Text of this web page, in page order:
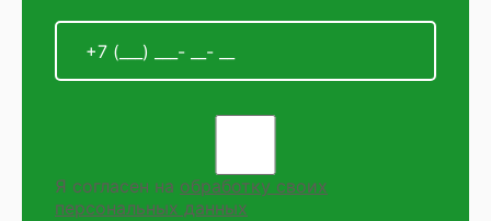
Я согласен на обработку своих
персональных данных